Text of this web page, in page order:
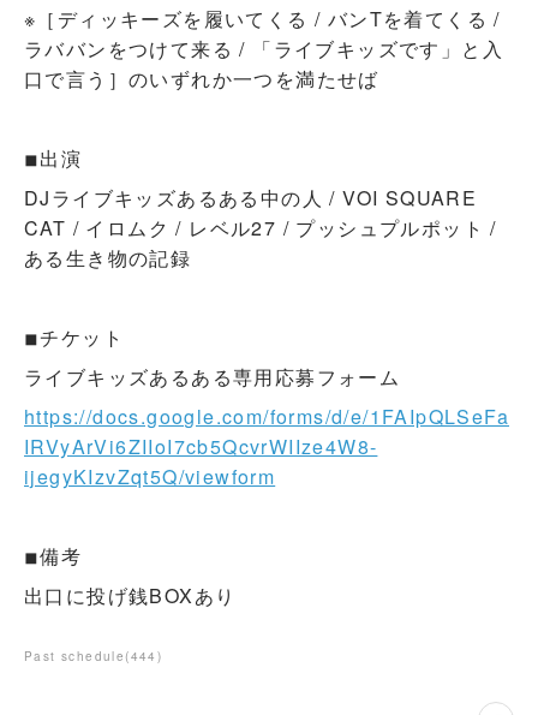
※［ディッキーズを履いてくる / バンTを着てくる /
ラババンをつけて来る / 「ライブキッズです」と入
口で言う］のいずれか一つを満たせば
◾︎出演
DJライブキッズあるある中の人 / VOI SQUARE
CAT / イロムク / レベル27 / プッシュプルポット /
ある生き物の記録
◾︎チケット
ライブキッズあるある専用応募フォーム
https://docs.google.com/forms/d/e/1FAIpQLSeFa
IRVyArVi6ZIIoI7cb5QcvrWIIze4W8-
ijegyKIzvZqt5Q/viewform
◾︎備考
出口に投げ銭BOXあり
Past schedule (444 )